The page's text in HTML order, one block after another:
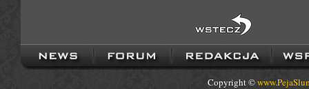
Copyright ©